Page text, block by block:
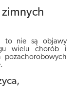
to nie są objawy
wielu chorób i
pozachorobowych